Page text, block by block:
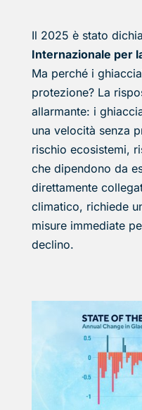
Il 2025 è stato
Internazionale per
Ma perché i
protezione? La
allarmante: i
una velocità senza
rischio ecosistemi,
che dipendono da
direttamente
climatico, richiede
misure immediate
declino.